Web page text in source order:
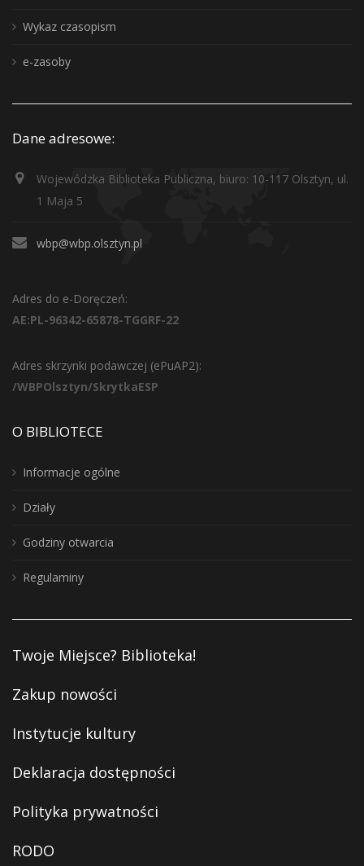
Wykaz czasopism
e-zasoby
Dane adresowe:
Wojewódzka Biblioteka Publiczna, biuro: 10-117 Olsztyn, ul.
1 Maja 5
wbp@wbp.olsztyn.pl
Adres do e-Doręczeń:
AE:PL-96342-65878-TGGRF-22
Adres skrzynki podawczej (ePuAP2):
/WBPOlsztyn/SkrytkaESP
O BIBLIOTECE
Informacje ogólne
Działy
Godziny otwarcia
Regulaminy
Twoje Miejsce? Biblioteka!
Zakup nowości
Instytucje kultury
Deklaracja dostępności
Polityka prywatności
RODO